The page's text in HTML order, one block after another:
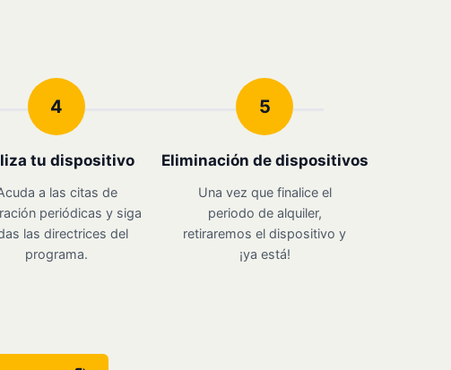
4
tu dispositivo
a las citas de
periódicas y siga
las directrices del
programa.
5
Eliminación de dispositivos
Una vez que finalice el
periodo de alquiler,
retiraremos el dispositivo y
¡ya está!